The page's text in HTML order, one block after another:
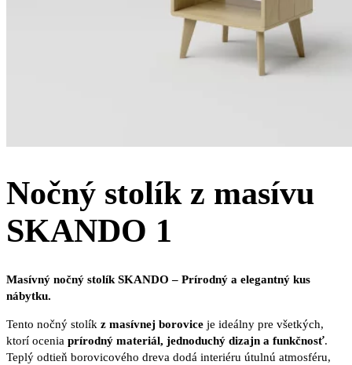
Nočný stolík z masívu
SKANDO 1
Masívný nočný stolík SKANDO – Prírodný a elegantný kus
nábytku.
Tento nočný stolík z masívnej borovice je ideálny pre všetkých,
ktorí ocenia prírodný materiál, jednoduchý dizajn a funkčnosť.
Teplý odtieň borovicového dreva dodá interiéru útulnú atmosféru,